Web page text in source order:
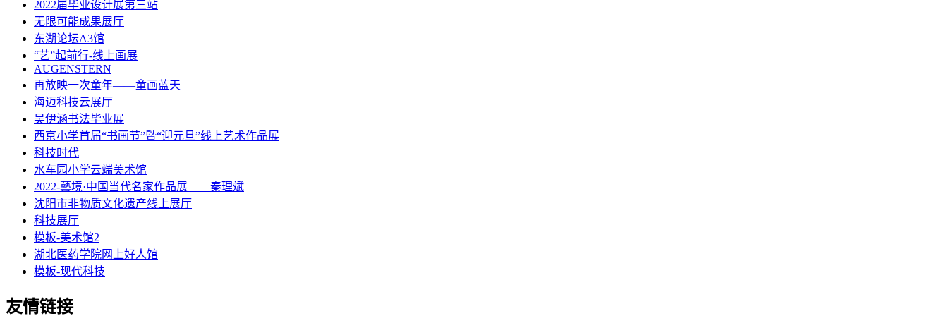
2022届毕业设计展第三站
无限可能成果展厅
东湖论坛A3馆
“艺”起前行-线上画展
AUGENSTERN
再放映一次童年——童画蓝天
海迈科技云展厅
吴伊涵书法毕业展
西京小学首届“书画节”暨“迎元旦”线上艺术作品展
科技时代
水车园小学云端美术馆
2022-藝境·中国当代名家作品展——秦理斌
沈阳市非物质文化遗产线上展厅
科技展厅
模板-美术馆2
湖北医药学院网上好人馆
模板-现代科技
友情链接